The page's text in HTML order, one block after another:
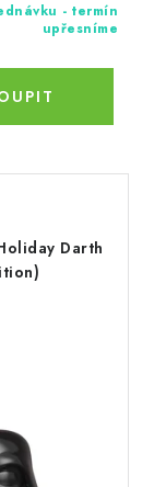
- termín
upřesníme
Darth